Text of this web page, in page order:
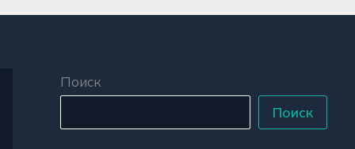
Поиск
Поиск